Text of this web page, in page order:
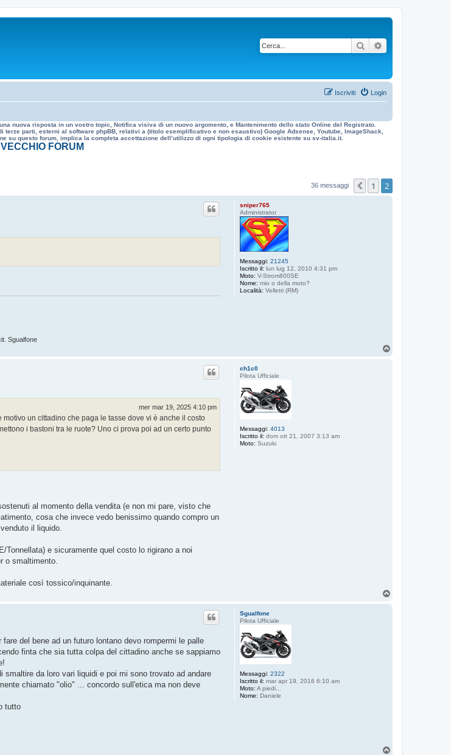
Cerca
Login
Iscriviti
nuova risposta in un vostro topic, Notifica visiva di un nuovo argomento, e Mantenimento dello stato Online del Registrato.
parti, esterni al software phpBB, relativi a (titolo esemplificativo e non esaustivo) Google Adsense, Youtube, ImageShack,
su questo forum, implica la completa accettazione dell’utilizzo di ogni tipologia di cookie esistente su sv-italia.it.
VECCHIO FORUM
36 messaggi Precedente
1 2
sniper765
Administrator
Messaggi: 21245
Iscritto il: lun lug 12, 2010 4:31 pm
Moto: V-Strom800SE
Nome: mio o della moto?
Località: Velletri (RM)
Sgualfone
ch1c0
Pilota Ufficiale
Messaggi: 4013
Iscritto il: dom ott 21, 2007 3:13 am
Moto: Suzuki
mer mar 19, 2025 4:10 pm
un cittadino che paga le tasse dove vi è anche il costo
i bastoni tra le ruote? Uno ci prova poi ad un certo punto
al momento della vendita (e non mi pare, visto che
cosa che invece vedo benissimo quando compro un
il liquido.
Tonnellata) e sicuramente quel costo lo rigirano a noi
o smaltimento.
così tossico/inquinante.
Sgualfone
Pilota Ufficiale
Messaggi: 2322
Iscritto il: mar apr 19, 2016 6:10 am
Moto: A piedi...
Nome: Daniele
del bene ad un futuro lontano devo rompermi le palle
finta che sia tutta colpa del cittadino anche se sappiamo
da loro vari liquidi e poi mi sono trovato ad andare
chiamato "olio" ... concordo sull'etica ma non deve
tutto